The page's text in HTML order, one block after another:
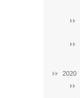
2020